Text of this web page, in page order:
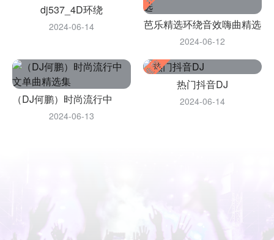
dj537_4D环绕
2024-06-14 芭乐精选环绕音效嗨曲精选
2024-06-12
2024-06-13
热门抖音DJ
2024-06-14